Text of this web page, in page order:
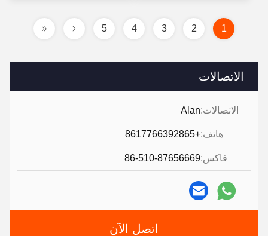
الاتصالات
الاتصالات:Alan
هاتف:+8617766392865
فاكس:86-510-87656669
اتصل الآن
1
2
3
4
5